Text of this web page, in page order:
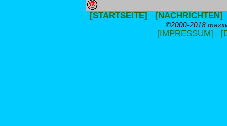
[STARTSEITE] [NACHRICHTEN]
©2000-2018
[IMPRESSUM]